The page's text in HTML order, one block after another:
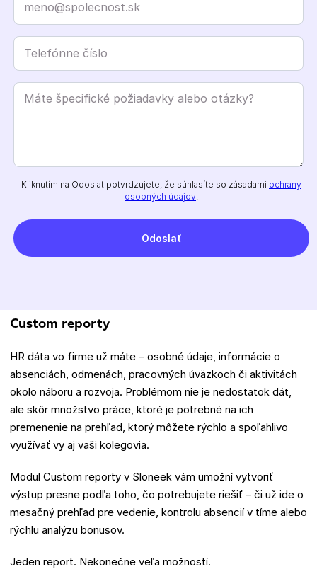
Kliknutím na Odoslať potvrdzujete, že súhlasíte so zásadami ochrany
osobných údajov.
Custom reporty
HR dáta vo firme už máte – osobné údaje, informácie o
absenciách, odmenách, pracovných úväzkoch či aktivitách
okolo náboru a rozvoja. Problémom nie je nedostatok dát,
ale skôr množstvo práce, ktoré je potrebné na ich
premenenie na prehľad, ktorý môžete rýchlo a spoľahlivo
využívať vy aj vaši kolegovia.
Modul Custom reporty v Sloneek vám umožní vytvoriť
výstup presne podľa toho, čo potrebujete riešiť – či už ide o
mesačný prehľad pre vedenie, kontrolu absencií v tíme alebo
rýchlu analýzu bonusov.
Jeden report. Nekonečne veľa možností.